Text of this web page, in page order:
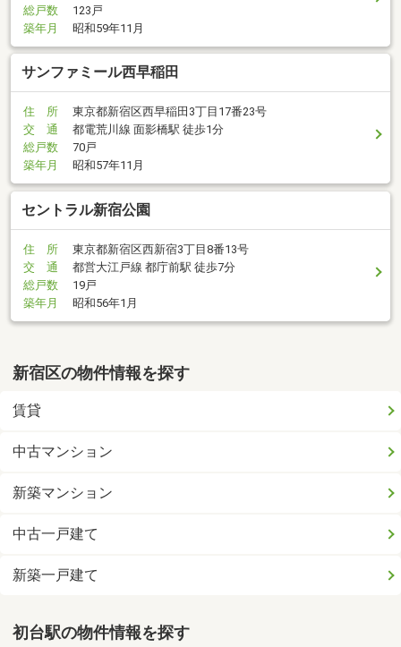
総戸数
123戸
築年月
昭和59年11月
サンファミール西早稲田
住 所
東京都新宿区西早稲田3丁目17番23号
交 通
都電荒川線 面影橋駅 徒歩1分
総戸数
70戸
築年月
昭和57年11月
セントラル新宿公園
住 所
東京都新宿区西新宿3丁目8番13号
交 通
都営大江戸線 都庁前駅 徒歩7分
総戸数
19戸
築年月
昭和56年1月
新宿区の物件情報を探す
賃貸
中古マンション
新築マンション
中古一戸建て
新築一戸建て
初台駅の物件情報を探す